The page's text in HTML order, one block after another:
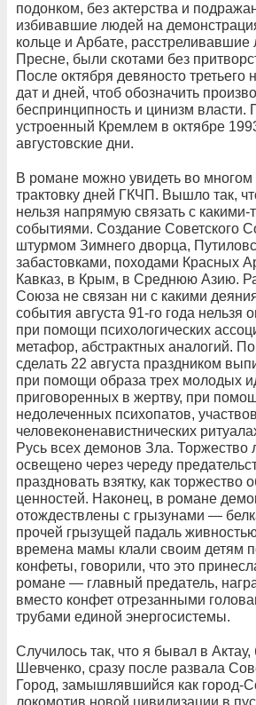
подонком, без актерства и
избивавшие людей на
кольце и Арбате,
Пресне, были скотами без
После октября девяносто третьего
дат и дней, чтоб обозначить
беспринципность и цинизм власти.
устроенный Кремлем в октябре
августовские дни.
В романе можно увидеть во
трактовку дней ГКЧП. Вышло так,
нельзя напрямую связать с
событиями. Создание Советского
штурмом Зимнего дворца,
забастовками, походами Красных
Кавказ, в Крым, в Среднюю Азию.
Союза не связан ни с какими
события августа 91-го года нельзя
при помощи психологических
метафор, абстрактных аналогий.
сделать 22 августа праздником
при помощи образа трех молодых
приговоренных в жертву, при
недолеченных психопатов,
человеконенавистнических
Русь всех демонов Зла. Торжество
освещено через череду
праздновать взятку, как торжество
ценностей. Наконец, в романе
отождествлены с грызунами —
прочей грызущей падаль
времена мамы клали своим детям
конфеты, говорили, что это
романе — главный предатель,
вместо конфет отрезанными
трубами единой энергосистемы.
Случилось так, что я бывал в
Шевченко, сразу после развала
Город, замышлявшийся как город-
локомотив новой цивилизации в